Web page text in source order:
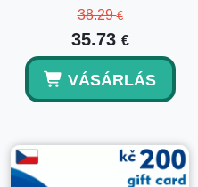
PlayStation Store vásárlás
Ez egy digitális termék?
Igen, ez egy digitális PSN
Felhasználható a kód
38.29€
35.73 €
VÁSÁRLÁS